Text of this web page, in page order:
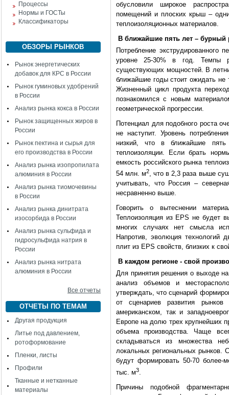
Процессы
Нормы и ГОСТы
Классификаторы
ОБЗОРЫ РЫНКОВ
Рынок энергетических
добавок для КРС в России
Рынок гуминовых удобрений
в России
Анализ рынка кокса в России
Рынок защищенных жиров в
России
Рынок пектина и сырья для
его производства в России
Анализ рынка изопропилата
алюминия в России
Анализ рынка тиомочевины
в России
Анализ рынка динитрата
изосорбида в России
Анализ рынка сульфида и
гидросульфида натрия в
России
Анализ рынка нитрата
алюминия в России
Все отчеты
ОТЧЕТЫ ПО ТЕМАМ
Другая продукция
Литье под давлением,
ротоформование
Пленки, листы
Профили
Тканные и нетканные
материалы
обусловили широкое
помещений и плоских крыш –
теплоизоляционных материалов.
В ближайшие пять лет – бурный
Потребление экструдированного
уровне 25-30% в год. Темпы
существующих мощностей. В
ближайшие годы стоит ожидать не
Жизненный цикл продукта
познакомился с новым
геометрической прогрессии.
Потенциал для подобного роста
не наступит. Уровень
низкий, что в ближайшие
теплоизоляции. Если брать
емкость российского рынка
54 млн. м2, что в 2,3 раза выше
учитывать, что Россия –
несравненно выше.
Говорить о вытеснении
Теплоизоляция из EPS не будет
многих случаях нет смысла
Напротив, эволюция технологий
плит из EPS свойств, близких к
В каждом регионе - свой
Для принятия решения о выходе на
анализ объемов и
утверждать, что сценарий
от сценариев развития
американском, так и
Европе на долю трех крупнейших
объема производства. Чаще
складываться из множества
локальных региональных рынков.
будут формировать 50-70 более-
тыс. м3
Причины подобной